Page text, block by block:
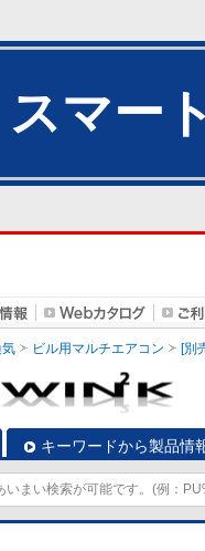
スマー
気 ビル用マルチエアコン [別
キーワードから製品情